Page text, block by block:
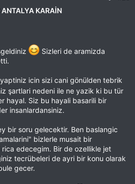
KARAİN
Sizleri de aramizda
icin sizi cani gönülden tebrik
şartlari nedeni ile ne yazik ki bu tür
hayal. Siz bu hayali basarili bir
insanlardansiniz.
bir soru gelecektir. Ben baslangic
bizlerle musait bir
edecegim. Bir de ozellikle jet
tecrübeleri de ayri bir konu olarak
gecer.